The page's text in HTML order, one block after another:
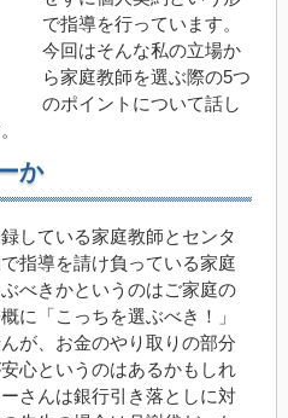
で指導を行っています。
今回はそんな私の立場か
ら家庭教師を選ぶ際の5つ
のポイントについて話し
か
している家庭教師とセンタ
指導を請け負っている家庭
べきかというのはご家庭の
に「こっちを選ぶべき！」
が、お金のやり取りの部分
心というのはあるかもしれ
さんは銀行引き落としに対